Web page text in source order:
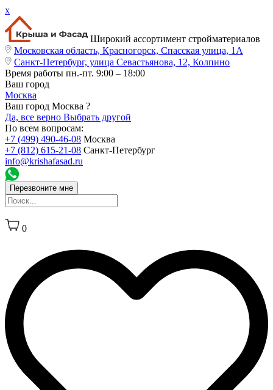
x
Широкий ассортимент стройматериалов
Московская область, Красногорск, Спасская улица, 1А
Санкт-Петербург, улица Севастьянова, 12, Колпино
Время работы пн.-пт. 9:00 – 18:00
Ваш город
Москва
Ваш город Москва ?
Да, все верно Выбрать другой
По всем вопросам:
+7 (499) 490-46-08 Москва
+7 (812) 615-21-08 Санкт-Петербург
info@krishafasad.ru
Перезвоните мне
0